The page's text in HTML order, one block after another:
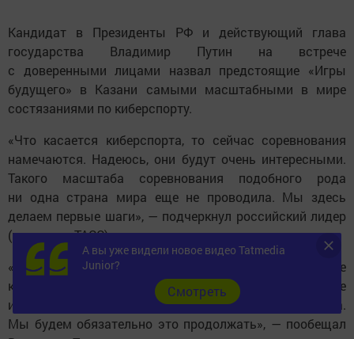
Кандидат в Президенты РФ и действующий глава
государства Владимир Путин на встрече
с доверенными лицами назвал предстоящие «Игры
будущего» в Казани самыми масштабными в мире
состязаниями по киберспорту.
«Что касается киберспорта, то сейчас соревнования
намечаются. Надеюсь, они будут очень интересными.
Такого масштаба соревнования подобного рода
ни одна страна мира еще не проводила. Мы здесь
делаем первые шаги», — подчеркнул российский лидер
(цитата по ТАСС).
«Очень бы хотелось, чтобы это привлекло большое
количество прежде всего молодых людей, которые
интересуются такими современными видами спорта.
Мы будем обязательно это продолжать», — пообещал
А вы уже видели новое видео Tatmedia
Junior?
Cмотреть